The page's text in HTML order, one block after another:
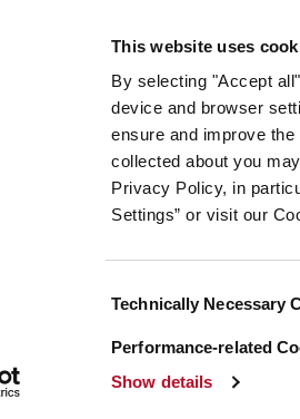
This website uses
By selecting "Accept
device and browser
ensure and improve
collected about you
Privacy Policy, in
Settings” or visit our
Selection
Technically Necessary
Performance-related
Show details
Scent & Care